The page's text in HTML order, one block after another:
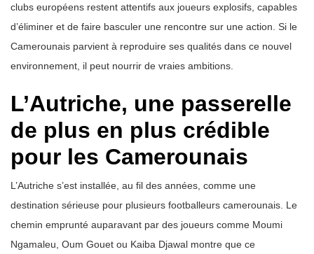
clubs européens restent attentifs aux joueurs explosifs, capables
d’éliminer et de faire basculer une rencontre sur une action. Si le
Camerounais parvient à reproduire ses qualités dans ce nouvel
environnement, il peut nourrir de vraies ambitions.
L’Autriche, une passerelle
de plus en plus crédible
pour les Camerounais
L’Autriche s’est installée, au fil des années, comme une
destination sérieuse pour plusieurs footballeurs camerounais. Le
chemin emprunté auparavant par des joueurs comme Moumi
Ngamaleu, Oum Gouet ou Kaiba Djawal montre que ce